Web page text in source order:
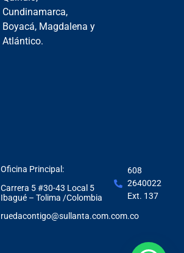
Cundinamarca,
Boyacá, Magdalena y
Atlántico.
Oficina Principal:
Carrera 5 #30-43 Local 5
Ibagué – Tolima /Colombia
ruedacontigo@sullanta.com.com.co
608
2640022
Ext. 137